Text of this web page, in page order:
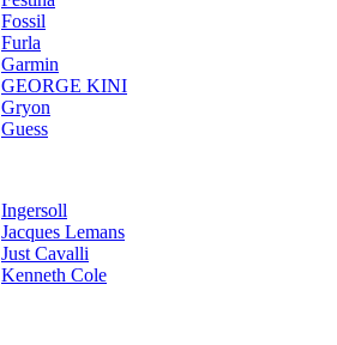
Fossil
Furla
Garmin
GEORGE KINI
Gryon
Guess
Ingersoll
Jacques Lemans
Just Cavalli
Kenneth Cole